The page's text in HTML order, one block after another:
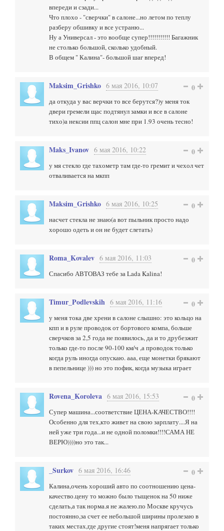
впереди и сзади...
Что плохо - "сверчки" в салоне...но летом по теплу
разберу обшивку и все устраню...
Ну а Универсал - это вообще супер!!!!!!!!!!! Багажник
не столько большой, сколько удобный.
В общем " Калина"- большой шаг вперед!
Maksim_Grishko 6 мая 2016, 10:07 0
да откуда у вас верчки то все берутся?)у меня ток
двери гремели щас подтянул замки и все в салоне
тихо)а нексии ппц салон мне при 1.93 очень тесно!
Maks_Ivanov 6 мая 2016, 10:22 0
у мя стекло где тахометр там где-то гремит и чехол чет
отваливается на мкпп
Maksim_Grishko 6 мая 2016, 10:25 0
насчет стекла не знаю(а вот пыльник просто надо
хорошо одеть и он не будет слетать)
Roma_Kovalev 6 мая 2016, 11:03 0
Спасибо АВТОВАЗ тебе за Lada Kalina!
Timur_Podlevskih 6 мая 2016, 11:16 0
у меня тока две хрени в салоне слышно: это кольцо на
кпп и в руле проводок от бортового компа, больше
сверчков за 2,5 года не появилось, да и то друбезжит
только где-то после 90-100 км/ч ,а проводок только
когда руль иногда опускаю. ааа, еще монетки брякают
в пепельнице ))) но это пофик, когда музыка играет
Rovena_Koroleva 6 мая 2016, 15:53 0
Супер машина...соответствие ЦЕНА-КАЧЕСТВО!!!!
Особенно для тех,кто живет на свою зарплату....Я на
ней уже три года...и не одной поломки!!!!САМА НЕ
ВЕРЮ))))но это так...
_Surkov 6 мая 2016, 16:46 0
Калина,очень хороший авто по соотношению цена-
качество.цену то можно было тыщенок на 50 ниже
сделать,а так норма.я не жалею.по Москве кручусь
постоянно,за счет ее небольшой ширины пролезаю в
таких местах,где другие стоят!меня напрягает только